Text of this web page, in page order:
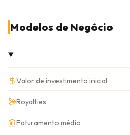
Modelos de Negócio
Valor de investimento inicial
Royalties
Faturamento médio